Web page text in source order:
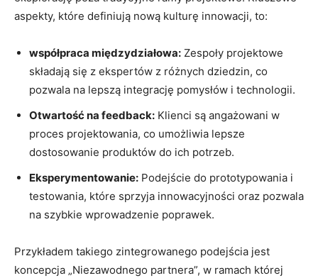
aspekty, które definiują nową ‍kulturę innowacji, to:
współpraca międzydziałowa: Zespoły projektowe
składają się z ekspertów z różnych dziedzin,‍ co
pozwala na lepszą integrację pomysłów i ​technologii.
Otwartość ⁣na ‌feedback: Klienci są angażowani w
proces projektowania, co umożliwia lepsze
dostosowanie produktów do‌ ich potrzeb.
Eksperymentowanie: Podejście do prototypowania i
testowania, które sprzyja innowacyjności oraz pozwala
na szybkie wprowadzenie poprawek.
Przykładem takiego zintegrowanego podejścia jest
koncepcja „Niezawodnego partnera”, w ramach której